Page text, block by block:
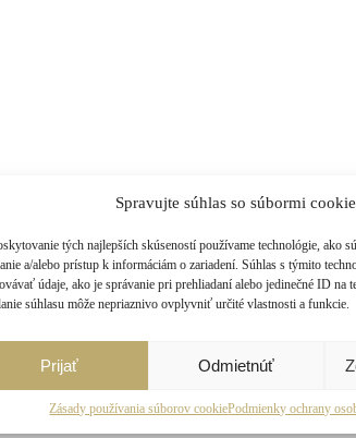
Spravujte súhlas so súbormi cookie
tých najlepších skúseností používame technológie, ako
a/alebo prístup k informáciám o zariadení. Súhlas s týmito
údaje, ako je správanie pri prehliadaní alebo jedinečné ID na
súhlasu môže nepriaznivo ovplyvniť určité vlastnosti a funkcie.
Prijať Odmietnúť
Zásady používania súborov cookiePodmienky ochrany